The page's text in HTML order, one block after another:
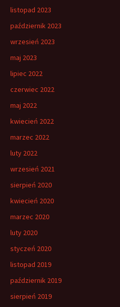
listopad 2023
październik 2023
wrzesień 2023
maj 2023
lipiec 2022
czerwiec 2022
maj 2022
kwiecień 2022
marzec 2022
luty 2022
wrzesień 2021
sierpień 2020
kwiecień 2020
marzec 2020
luty 2020
styczeń 2020
listopad 2019
październik 2019
sierpień 2019